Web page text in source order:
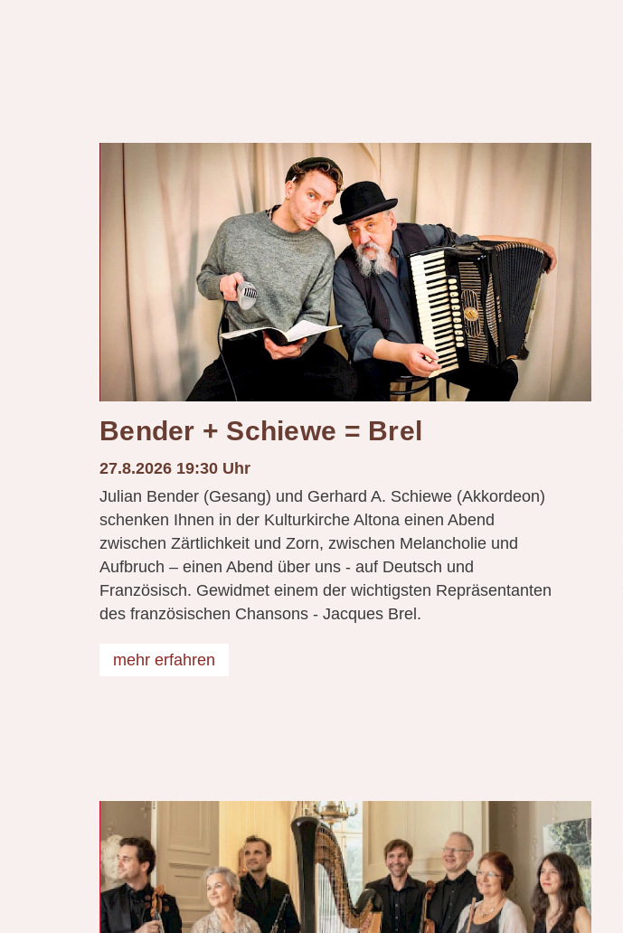
Bender + Schiewe = Brel
27.8.2026 19:30 Uhr
Julian Bender (Gesang) und Gerhard A. Schiewe (Akkordeon)
schenken Ihnen in der Kulturkirche Altona einen Abend
zwischen Zärtlichkeit und Zorn, zwischen Melancholie und
Aufbruch – einen Abend über uns - auf Deutsch und
Französisch. Gewidmet einem der wichtigsten Repräsentanten
des französischen Chansons - Jacques Brel.
mehr erfahren